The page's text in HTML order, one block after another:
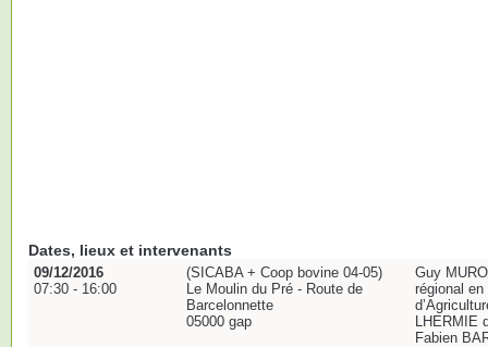
Dates, lieux et intervenants
09/12/2016
07:30 - 16:00
(SICABA + Coop bovine 04-05)
Le Moulin du Pré - Route de
Barcelonnette
05000 gap
Guy
régional
LHERMIE
Fabien